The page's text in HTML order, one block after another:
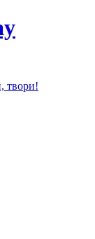
твори!